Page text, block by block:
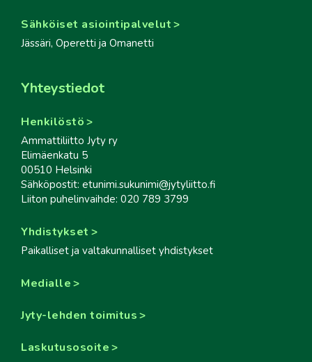
Sähköiset asiointipalvelut
Jässäri, Operetti ja Omanetti
Yhteystiedot
Henkilöstö
Ammattiliitto Jyty ry
Elimäenkatu 5
00510 Helsinki
Sähköpostit: etunimi.sukunimi@jytyliitto.fi
Liiton puhelinvaihde: 020 789 3799
Yhdistykset
Paikalliset ja valtakunnalliset yhdistykset
Medialle
Jyty-lehden toimitus
Laskutusosoite